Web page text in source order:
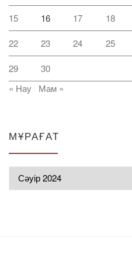
15 16 17 18
22 23 24 25
29
30
« Нау
Мам »
МҰРАҒАТ